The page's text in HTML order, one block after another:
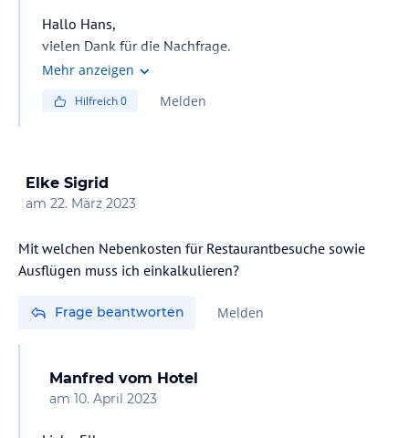
Hallo Hans,
vielen Dank für die Nachfrage.
Auf unserer Homepage www.hanneman-seychelles
Für weitere Informationen bitte setzte Dich mit unserer
Verbindung.
Herzliche Grüsse,
Mehr anzeigen
Hilfreich0 Melden
Elke Sigrid
am 22. März 2023
Mit welchen Nebenkosten für Restaurantbesuche sowie
Ausflügen muss ich einkalkulieren?
Frage beantworten Melden
Manfred vom Hotel
am 10. April 2023